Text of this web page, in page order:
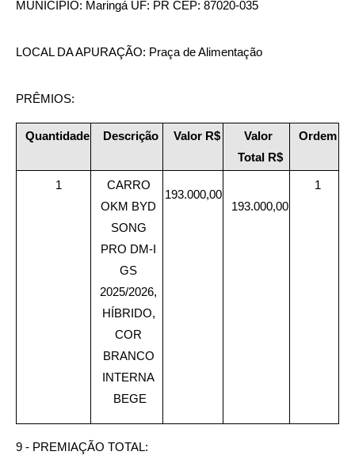
MUNICÍPIO: Maringá UF: PR CEP: 87020-035
LOCAL DA APURAÇÃO: Praça de Alimentação
PRÊMIOS:
Quantidade Descrição Valor R$
Valor
Total R$
Ordem
1
CARRO
OKM BYD
SONG
PRO DM-I
GS
2025/2026,
HÍBRIDO,
COR
BRANCO
INTERNA
BEGE
193.000,00
193.000,00
1
9 - PREMIAÇÃO TOTAL: